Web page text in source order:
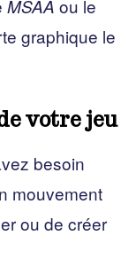
MSAA ou le
graphique le
votre jeu
besoin
mouvement
ou de créer